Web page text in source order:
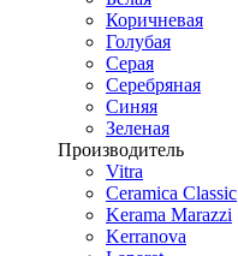
Коричневая
Голубая
Серая
Серебряная
Синяя
Зеленая
Производитель
Vitra
Ceramica Classic
Kerama Marazzi
Kerranova